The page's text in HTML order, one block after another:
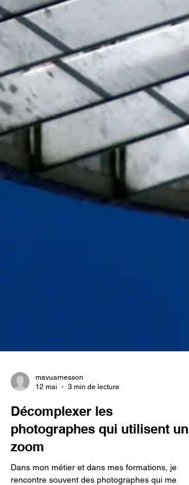
mavuarnesson
12 mai
3 min de lecture
photographes qui utilisent un